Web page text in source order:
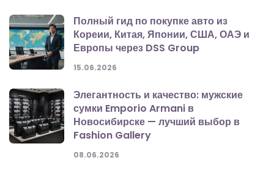
Полный гид по покупке авто из
Кореии, Китая, Японии, США, ОАЭ и
Европы через DSS Group
15.06.2026
Элегантность и качество: мужские
сумки Emporio Armani в
Новосибирске — лучший выбор в
Fashion Gallery
08.06.2026